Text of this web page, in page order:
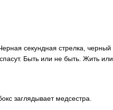
секундная стрелка, черный
Быть или не быть. Жить или
заглядывает медсестра.